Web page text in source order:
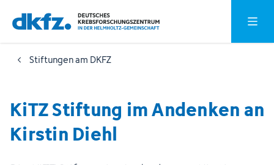
Zum
Hauptinhalt
springen
Zur
Fußzeile
springen
Stiftungen am DKFZ
KiTZ Stiftung im Andenken an
Kirstin Diehl